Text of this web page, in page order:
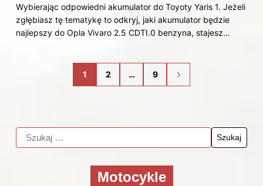
Wybierając odpowiedni akumulator do Toyoty Yaris 1. Jeżeli
zgłębiasz tę tematykę to odkryj, jaki akumulator będzie
najlepszy do Opla Vivaro 2.5 CDTI.0 benzyna, stajesz…
1 2 … 9
Motocykle